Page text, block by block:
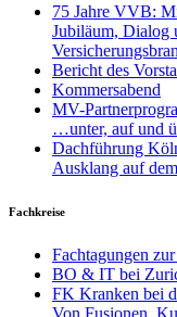
75 Jahre VVB:
Jubiläum, Dialog
Bericht des
Kommersabend
MV-
…unter, auf und
Dachführung
Ausklang auf
Fachkreise
Fachtagungen
BO & IT bei
FK Kranken bei
Von Fusionen,